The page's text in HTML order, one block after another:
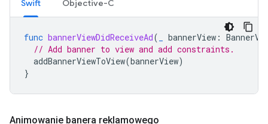
Swift Objective-C
func bannerViewDidReceiveAd( bannerView :
// Add banner to view and add constraints.
addBannerViewToView(bannerView)
}
Animowanie banera reklamowego